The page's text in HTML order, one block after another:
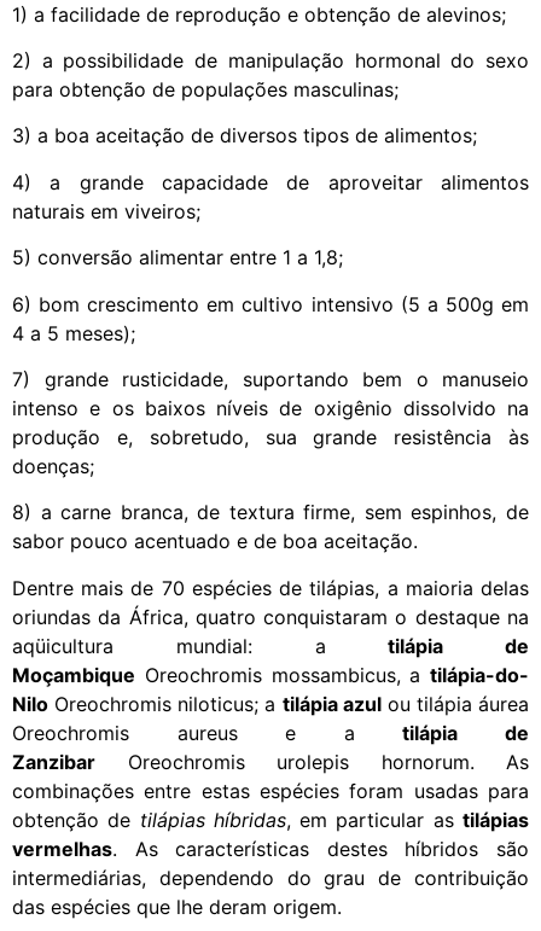
1) a facilidade de reprodução e obtenção de alevinos;
2) a possibilidade de manipulação hormonal do sexo
para obtenção de populações masculinas;
3) a boa aceitação de diversos tipos de alimentos;
4) a grande capacidade de aproveitar alimentos
naturais em viveiros;
5) conversão alimentar entre 1 a 1,8;
6) bom crescimento em cultivo intensivo (5 a 500g em
4 a 5 meses);
7) grande rusticidade, suportando bem o manuseio
intenso e os baixos níveis de oxigênio dissolvido na
produção e, sobretudo, sua grande resistência às
doenças;
8) a carne branca, de textura firme, sem espinhos, de
sabor pouco acentuado e de boa aceitação.
Dentre mais de 70 espécies de tilápias, a maioria delas
oriundas da África, quatro conquistaram o destaque na
aqüicultura mundial: atilápia de
Moçambique Oreochromis mossambicus, a tilápia-do-
Nilo Oreochromis niloticus; a tilápia azulou tilápia áurea
Oreochromis aureus e atilápia de
Zanzibar Oreochromis urolepis hornorum. As
combinações entre estas espécies foram usadas para
obtenção de tilápias híbridas, em particular astilápias
vermelhas. As características destes híbridos são
intermediárias, dependendo do grau de contribuição
das espécies que lhe deram origem.